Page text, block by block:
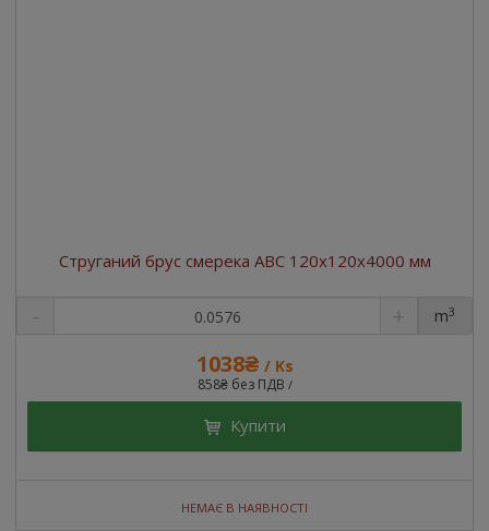
Струганий брус смерека ABC 120x120x4000 мм
1038₴ / Ks
858₴ без ПДВ /
m3
Купити
НЕМАЄ В НАЯВНОСТІ